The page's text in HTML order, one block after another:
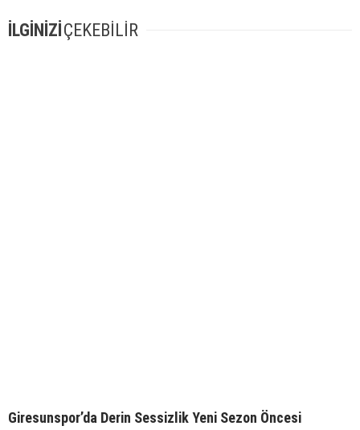
İLGİNİZİÇEKEBİLİR
Giresunspor’da Derin Sessizlik Yeni Sezon Öncesi